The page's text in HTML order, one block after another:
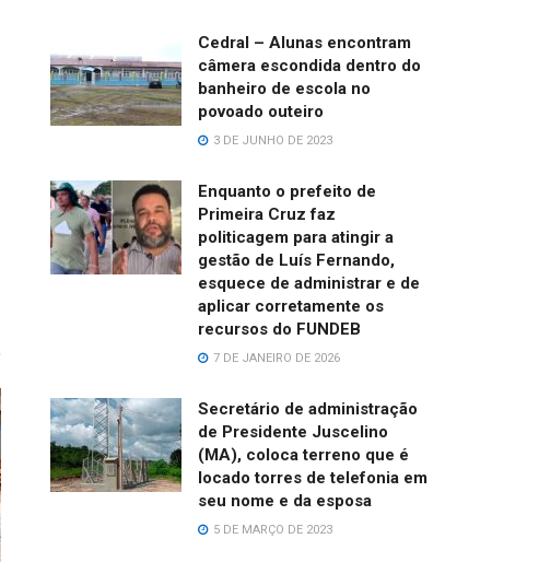
Cedral – Alunas encontram
câmera escondida dentro do
banheiro de escola no
povoado outeiro
3 DE JUNHO DE 2023
Enquanto o prefeito de
Primeira Cruz faz
politicagem para atingir a
gestão de Luís Fernando,
esquece de administrar e de
aplicar corretamente os
recursos do FUNDEB
7 DE JANEIRO DE 2026
Secretário de administração
de Presidente Juscelino
(MA), coloca terreno que é
locado torres de telefonia em
seu nome e da esposa
5 DE MARÇO DE 2023